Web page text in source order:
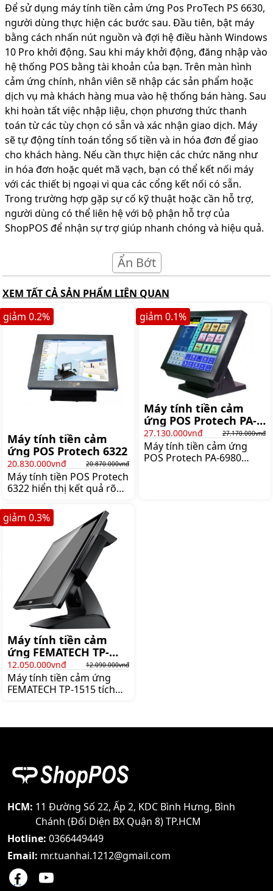
Để sử dụng máy tính tiền cảm ứng Pos ProTech PS 6630,
người dùng thực hiện các bước sau. Đầu tiên, bật máy
bằng cách nhấn nút nguồn và đợi hệ điều hành Windows
10 Pro khởi động. Sau khi máy khởi động, đăng nhập vào
hệ thống POS bằng tài khoản của bạn. Trên màn hình
cảm ứng chính, nhân viên sẽ nhập các sản phẩm hoặc
dịch vụ mà khách hàng mua vào hệ thống bán hàng. Sau
khi hoàn tất việc nhập liệu, chọn phương thức thanh
toán từ các tùy chọn có sẵn và xác nhận giao dịch. Máy
sẽ tự động tính toán tổng số tiền và in hóa đơn để giao
cho khách hàng. Nếu cần thực hiện các chức năng như
in hóa đơn hoặc quét mã vạch, bạn có thể kết nối máy
với các thiết bị ngoại vi qua các cổng kết nối có sẵn.
Trong trường hợp gặp sự cố kỹ thuật hoặc cần hỗ trợ,
người dùng có thể liên hệ với bộ phận hỗ trợ của
ShopPOS để nhận sự trợ giúp nhanh chóng và hiệu quả.
Ẩn Bớt
XEM TẤT CẢ SẢN PHẨM LIÊN QUAN
Máy tính tiền cảm
ứng POS Protech 6322
20.830.000vnđ 20.870.000vnđ
Máy tính tiền POS Protech
6322 hiển thị kết quả rõ
hình có độ phân giải 1024
x 768. Máy sử dụng CPU:
Intel Celeron J1900,
Giá:20.870.000 đ
giảm 0.2%
Máy tính tiền cảm
ứng POS Protech PA-
6980 Normal Stand
(8GB RAM, 256GB SSD
Win 7)
27.130.000vnđ 27.170.000vnđ
Máy tính tiền cảm ứng
POS Protech PA-6980
giảm 0.1%
Máy tính tiền cảm
ứng FEMATECH TP-
1515
12.050.000vnđ 12.090.000vnđ
Máy tính tiền cảm ứng
FEMATECH TP-1515 tích
loa, được cài sẵn hệ điều
giảm 0.3%
HCM: 11 Đường Số 22, Ấp 2, KDC Bình Hưng, Bình
Chánh (Đối Diện BX Quận 8) TP.HCM
Hotline: 0366449449
Email: mr.tuanhai.1212@gmail.com